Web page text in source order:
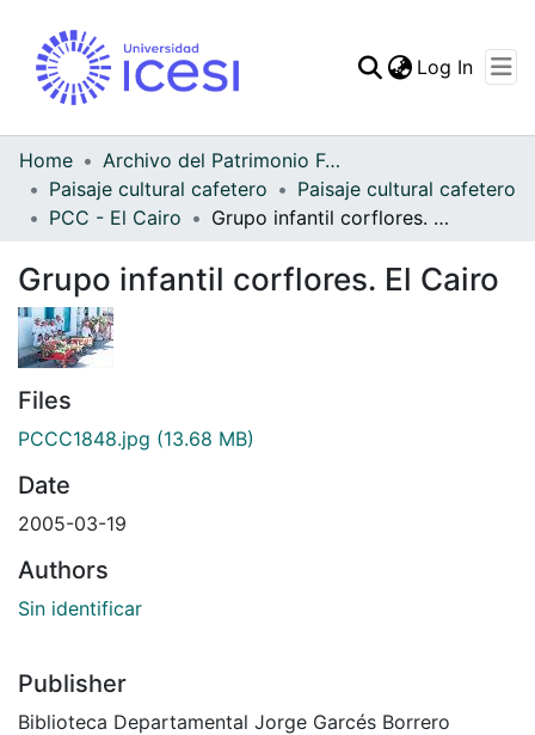
Statistics
Log In
Home
Archivo del Patrimonio Fotográfico y Fílmico del Valle del Cauca
Paisaje cultural cafetero
Paisaje cultural cafetero
PCC - El Cairo
Grupo infantil corflores. El Cairo
Grupo infantil corflores. El Cairo
Files
PCCC1848.jpg (13.68 MB)
Date
2005-03-19
Authors
Sin identificar
Publisher
Biblioteca Departamental Jorge Garcés Borrero